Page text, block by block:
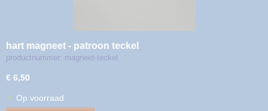
hart magneet - patroon teckel
productnummer: magneet-teckel
€ 6,50
✓ Op voorraad